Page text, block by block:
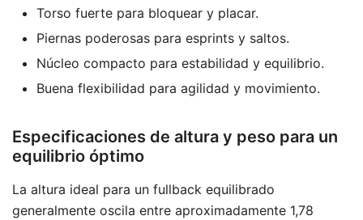
Torso fuerte para bloquear y placar.
Piernas poderosas para esprints y saltos.
Núcleo compacto para estabilidad y equilibrio.
Buena flexibilidad para agilidad y movimiento.
Especificaciones de altura y peso para un
equilibrio óptimo
La altura ideal para un fullback equilibrado
generalmente oscila entre aproximadamente 1,78